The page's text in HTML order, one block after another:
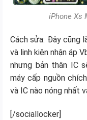
iPhone Xs
Cách sửa: Đây cũng
và linh kiện nhận áp
nhưng bản thân IC
máy cấp nguồn
và IC nào nóng nhất
[/sociallocker]